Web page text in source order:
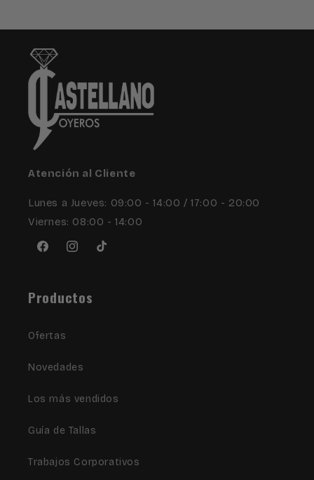
Atención al Cliente
Lunes a Jueves: 09:00 - 14:00 / 17:00 - 20:00
Viernes: 08:00 - 14:00
FacebookInstagram
TikTok
Productos
Ofertas
Novedades
Los más vendidos
Guía de Tallas
Trabajos Corporativos